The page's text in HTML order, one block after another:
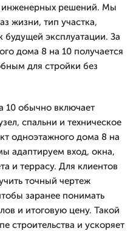
инженерных решений. Мы
жизни, тип участка,
будущей эксплуатации. За
дома 8 на 10 получается
для стройки без
10 обычно включает
спальни и техническое
одноэтажного дома 8 на
адаптируем вход, окна,
и террасу. Для клиентов
точный чертеж
заранее понимать
и итоговую цену. Такой
строительства и ускоряет